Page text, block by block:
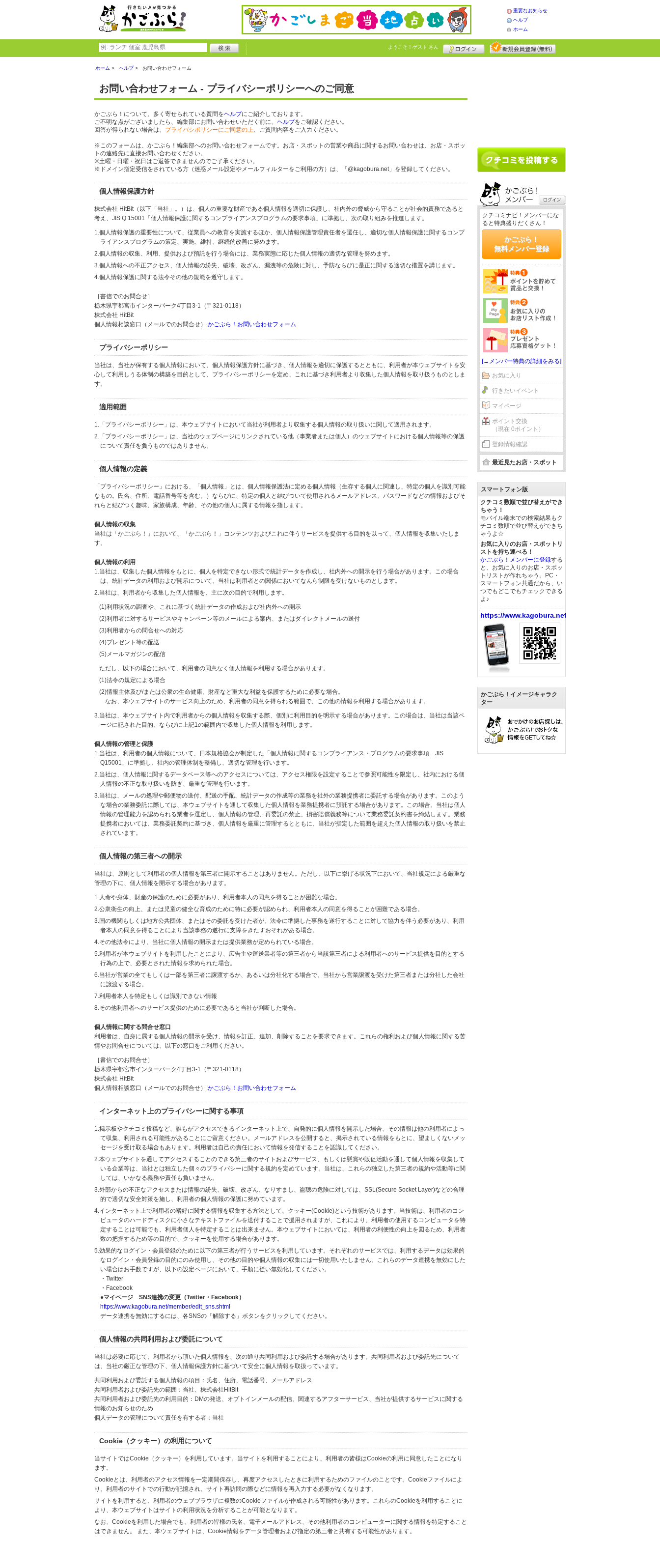
重要なお知らせ
ヘルプ
ホーム
ようこそ！ ゲスト さん
ホーム ヘルプ お問い合わせフォーム
お問い合わせフォーム - プライバシーポリシーへのご同意
かごぶら！について、多く寄せられている質問をヘルプにご紹介しております。
ご不明な点がございましたら、編集部にお問い合わせいただく前に、 ヘルプをご確認ください。
回答が得られない場合は、 プライバシポリシーにご同意の上、ご質問内容をご入力ください。
※このフォームは、かごぶら！編集部へのお問い合わせフォームです。お店・スポットの営業や商品に関するお問い合わせは、お店・スポッ
トの連絡先に直接お問い合わせください。
※土曜・日曜・祝日はご返答できませんのでご了承ください。
※ドメイン指定受信をされている方（迷惑メール設定やメールフィルターをご利用の方）は、「@kagobura.net」を登録してください。
個人情報保護方針
株式会社 HitBit（以下「当社」。）は、個人の重要な財産である個人情報を適切に保護し、社内外の脅威から守ることが社会的責務であると
考え、JIS Q 15001「個人情報保護に関するコンプライアンスプログラムの要求事項」に準拠し、次の取り組みを推進します。
1.個人情報保護の重要性について、従業員への教育を実施するほか、個人情報保護管理責任者を選任し、適切な個人情報保護に関するコンプ
ライアンスプログラムの策定、実施、維持、継続的改善に努めます。
2.個人情報の収集、利用、提供および預託を行う場合には、業務実態に応じた個人情報の適切な管理を努めます。
3.個人情報への不正アクセス、個人情報の紛失、破壊、改ざん、漏洩等の危険に対し、予防ならびに是正に関する適切な措置を講じます。
4.個人情報保護に関する法令その他の規範を遵守します。
［書信でのお問合せ］
栃木県宇都宮市インターパーク4丁目3-1（〒321-0118）
株式会社 HitBit
個人情報相談窓口（メールでのお問合せ）:かごぶら！お問い合わせフォーム
プライバシーポリシー
当社は、当社が保有する個人情報において、個人情報保護方針に基づき、個人情報を適切に保護するとともに、利用者が本ウェブサイトを安
心して利用しうる体制の構築を目的として、プライバシーポリシーを定め、これに基づき利用者より収集した個人情報を取り扱うものとしま
す。
適用範囲
1.「プライバシーポリシー」は、本ウェブサイトにおいて当社が利用者より収集する個人情報の取り扱いに関して適用されます。
2.「プライバシーポリシー」は、当社のウェブページにリンクされている他（事業者または個人）のウェブサイトにおける個人情報等の保護
について責任を負うものではありません。
個人情報の定義
「プライバシーポリシー」における、「個人情報」とは、個人情報保護法に定める個人情報（生存する個人に関連し、特定の個人を識別可能
なもの。氏名、住所、電話番号等を含む。）ならびに、特定の個人と結びついて使用されるメールアドレス、パスワードなどの情報およびそ
れらと結びつく趣味、家族構成、年齢、その他の個人に属する情報を指します。
個人情報の収集
当社は「かごぶら！」において、「かごぶら！」コンテンツおよびこれに伴うサービスを提供する目的を以って、個人情報を収集いたしま
す。
個人情報の利用
1.当社は、収集した個人情報をもとに、個人を特定できない形式で統計データを作成し、社内外への開示を行う場合があります。この場合
は、統計データの利用および開示について、当社は利用者との関係においてなんら制限を受けないものとします。
2.当社は、利用者から収集した個人情報を、主に次の目的で利用します。
(1)利用状況の調査や、これに基づく統計データの作成および社内外への開示
(2)利用者に対するサービスやキャンペーン等のメールによる案内、またはダイレクトメールの送付
(3)利用者からの問合せへの対応
(4)プレゼント等の配送
(5)メールマガジンの配信
ただし、以下の場合において、利用者の同意なく個人情報を利用する場合があります。
(1)法令の規定による場合
(2)情報主体及び/または公衆の生命健康、財産など重大な利益を保護するために必要な場合。
なお、本ウェブサイトのサービス向上のため、利用者の同意を得られる範囲で、この他の情報を利用する場合があります。
3.当社は、本ウェブサイト内で利用者からの個人情報を収集する際、個別に利用目的を明示する場合があります。この場合は、当社は当該ペ
ージに記された目的、ならびに上記1の範囲内で収集した個人情報を利用します。
個人情報の管理と保護
1.当社は、利用者の個人情報について、日本規格協会が制定した「個人情報に関するコンプライアンス・プログラムの要求事項 JIS
Q15001」に準拠し、社内の管理体制を整備し、適切な管理を行います。
2.当社は、個人情報に関するデータベース等へのアクセスについては、アクセス権限を設定することで参照可能性を限定し、社内における個
人情報の不正な取り扱いを防ぎ、厳重な管理を行います。
3.当社は、メールの処理や郵便物の送付、配送の手配、統計データの作成等の業務を社外の業務提携者に委託する場合があります。このよう
な場合の業務委託に際しては、本ウェブサイトを通して収集した個人情報を業務提携者に預託する場合があります。この場合、当社は個人
情報の管理能力を認められる業者を選定し、個人情報の管理、再委託の禁止、損害賠償義務等について業務委託契約書を締結します。業務
提携者においては、業務委託契約に基づき、個人情報を厳重に管理するとともに、当社が指定した範囲を超えた個人情報の取り扱いを禁止
されています。
個人情報の第三者への開示
当社は、原則として利用者の個人情報を第三者に開示することはありません。ただし、以下に挙げる状況下において、当社規定による厳重な
管理の下に、個人情報を開示する場合があります。
1.人命や身体、財産の保護のために必要があり、利用者本人の同意を得ることが困難な場合。
2.公衆衛生の向上、または児童の健全な育成のために特に必要が認められ、利用者本人の同意を得ることが困難である場合。
3.国の機関もしくは地方公共団体、またはその委託を受けた者が、法令に準拠した事務を遂行することに対して協力を伴う必要があり、利用
者本人の同意を得ることにより当該事務の遂行に支障をきたすおそれがある場合。
4.その他法令により、当社に個人情報の開示または提供業務が定められている場合。
5.利用者が本ウェブサイトを利用したことにより、広告主や運送業者等の第三者から当該第三者による利用者へのサービス提供を目的とする
行為の上で、必要とされた情報を求められた場合。
6.当社が営業の全てもしくは一部を第三者に譲渡するか、あるいは分社化する場合で、当社から営業譲渡を受けた第三者または分社した会社
に譲渡する場合。
7.利用者本人を特定もしくは識別できない情報
8.その他利用者へのサービス提供のために必要であると当社が判断した場合。
個人情報に関する問合せ窓口
利用者は、自身に属する個人情報の開示を受け、情報を訂正、追加、削除することを要求できます。これらの権利および個人情報に関する苦
情やお問合せについては、以下の窓口をご利用ください。
［書信でのお問合せ］
栃木県宇都宮市インターパーク4丁目3-1（〒321-0118）
株式会社 HitBit
個人情報相談窓口（メールでのお問合せ）:かごぶら！お問い合わせフォーム
インターネット上のプライバシーに関する事項
1.掲示板やクチコミ投稿など、誰もがアクセスできるインターネット上で、自発的に個人情報を開示した場合、その情報は他の利用者によっ
て収集、利用される可能性があることにご留意ください。メールアドレスを公開すると、掲示されている情報をもとに、望ましくないメッ
セージを受け取る場合もあります。利用者は自己の責任において情報を発信することを認識してください。
2.本ウェブサイトを通してアクセスすることのできる第三者のサイトおよびサービス、もしくは懸賞や販促活動を通して個人情報を収集して
いる企業等は、当社とは独立した個々のプライバシーに関する規約を定めています。当社は、これらの独立した第三者の規約や活動等に関
しては、いかなる義務や責任も負いません。
3.外部からの不正なアクセスまたは情報の紛失、破壊、改ざん、なりすまし、盗聴の危険に対しては、SSL(Secure Socket Layer)などの合理
的で適切な安全対策を施し、利用者の個人情報の保護に努めています。
4.インターネット上で利用者の嗜好に関する情報を収集する方法として、クッキー(Cookie)という技術があります。当技術は、利用者のコン
ピュータのハードディスクに小さなテキストファイルを送付することで援用されますが、これにより、利用者の使用するコンピュータを特
定することは可能でも、利用者個人を特定することは出来ません。本ウェブサイトにおいては、利用者の利便性の向上を図るため、利用者
数の把握するため等の目的で、クッキーを使用する場合があります。
5.効果的なログイン・会員登録のために以下の第三者が行うサービスを利用しています。それぞれのサービスでは、利用するデータは効果的
なログイン・会員登録の目的にのみ使用し、その他の目的や個人情報の収集には一切使用いたしません。これらのデータ連携を無効にした
い場合はお手数ですが、以下の設定ページにおいて、手順に従い無効化してください。
・Twitter
・Facebook
●マイページ SNS連携の変更（Twitter・Facebook）
https://www.kagobura.net/member/edit_sns.shtml
データ連携を無効にするには、各SNSの「解除する」ボタンをクリックしてください。
個人情報の共同利用および委託について
当社は必要に応じて、利用者から頂いた個人情報を、次の通り共同利用および委託する場合があります。共同利用者および委託先について
は、当社の厳正な管理の下、個人情報保護方針に基づいて安全に個人情報を取扱っています。
共同利用および委託する個人情報の項目：氏名、住所、電話番号、メールアドレス
共同利用者および委託先の範囲：当社、株式会社HitBit
共同利用者および委託先の利用目的：DMの発送、オプトインメールの配信、関連するアフターサービス、当社が提供するサービスに関する
情報のお知らせのため
個人データの管理について責任を有する者：当社
Cookie（クッキー）の利用について
当サイトではCookie（クッキー）を利用しています。当サイトを利用することにより、利用者の皆様はCookieの利用に同意したことになり
ます。
Cookieとは、利用者のアクセス情報を一定期間保存し、再度アクセスしたときに利用するためのファイルのことです。Cookieファイルによ
り、利用者のサイトでの行動が記憶され、サイト再訪問の際などに情報を再入力する必要がなくなります。
サイトを利用すると、利用者のウェブブラウザに複数のCookieファイルが作成される可能性があります。これらのCookieを利用することに
より、本ウェブサイトはサイトの利用状況を分析することが可能となります。
なお、Cookieを利用した場合でも、利用者の皆様の氏名、電子メールアドレス、その他利用者のコンピューターに関する情報を特定すること
はできません。 また、本ウェブサイトは、Cookie情報をデータ管理者および指定の第三者と共有する可能性があります。
クチコミナビ！メンバーにな
ると特典盛りだくさん！
かごぶら！
無料メンバー登録
[→メンバー特典の詳細をみる]
お気に入り
行きたいイベント
マイページ
ポイント交換
（現在 0ポイント）
登録情報確認
最近見たお店・スポット
スマートフォン版
クチコミ数順で並び替えができ
ちゃう！
モバイル端末での検索結果もク
チコミ数順で並び替えができち
ゃうよ☆
お気に入りのお店・スポットリ
ストを持ち運べる！
かごぶら！メンバーに登録する
と、お気に入りのお店・スポッ
トリストが作れちゃう。PC・
スマートフォン共通だから、い
つでもどこでもチェックできる
よ♪
https://www.kagobura.net/
かごぶら！イメージキャラク
ター